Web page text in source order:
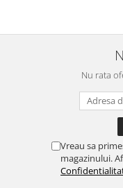
Nu rata
Vreau sa
magazinului.